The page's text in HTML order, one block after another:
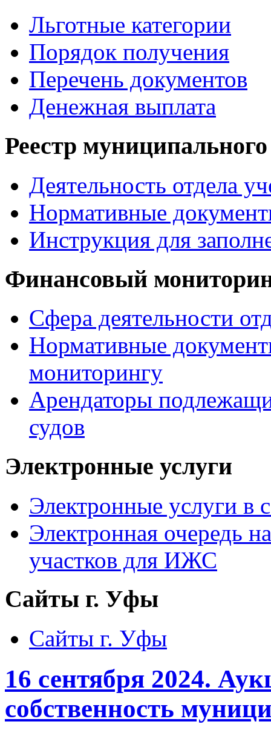
Льготные категории
Порядок получения
Перечень документов
Денежная выплата
Реестр
Деятельность отдела
Нормативные
Инструкция для
Финансовый
Сфера деятельности
Нормативные
мониторингу
Арендаторы
судов
Электронные услуги
Электронные услуги в
Электронная очередь
участков для ИЖС
Сайты г. Уфы
Сайты г. Уфы
16 сентября 2024.
собственность